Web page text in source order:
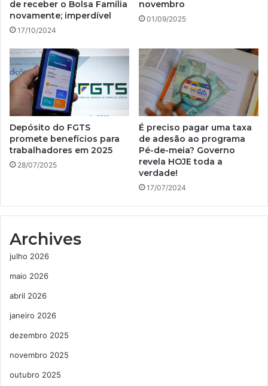
de receber o Bolsa Família
novamente; imperdível
17/10/2024
novembro
01/09/2025
Depósito do FGTS
promete benefícios para
trabalhadores em 2025
28/07/2025
É preciso pagar uma taxa
de adesão ao programa
Pé-de-meia? Governo
revela HOJE toda a
verdade!
17/07/2024
Archives
julho 2026
maio 2026
abril 2026
janeiro 2026
dezembro 2025
novembro 2025
outubro 2025